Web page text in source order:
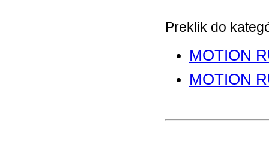
Preklik do
MOTION
MOTION